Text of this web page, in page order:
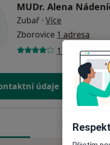
MUDr. Alena
Zubař · Více
Zborovice 1 adresa
1 názor
údaje
Adresy